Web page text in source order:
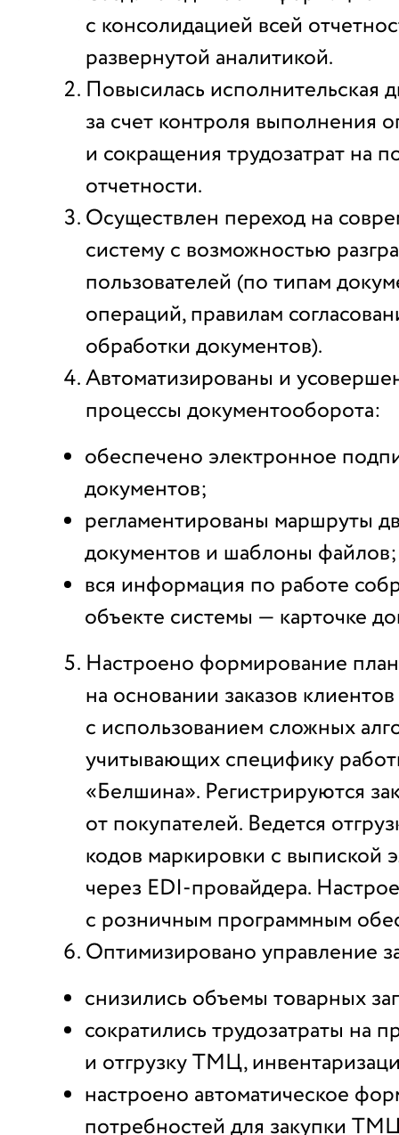
с консолидацией всей
развернутой аналитикой.
Повысилась исполнительская
за счет контроля выполнения
и сокращения трудозатрат на
отчетности.
Осуществлен переход на
систему с возможностью
пользователей (по типам
операций, правилам
обработки документов).
Автоматизированы и
процессы документооборота:
обеспечено электронное
документов;
регламентированы маршруты
документов и шаблоны файлов;
вся информация по работе
объекте системы — карточке
Настроено формирование
на основании заказов клиентов
с использованием сложных
учитывающих специфику
«Белшина». Регистрируются
от покупателей. Ведется
кодов маркировки с выпиской
через EDI-провайдера.
с розничным программным
Оптимизировано управление
снизились объемы товарных
сократились трудозатраты на
и отгрузку ТМЦ,
настроено автоматическое
потребностей для закупки